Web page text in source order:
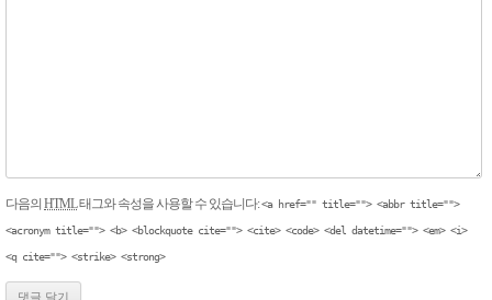
다음의 HTML태그와 속성을 사용할 수 있습니다:<a href="" title=""> <abbr title="">
<acronym title=""> <b> <blockquote cite=""> <cite> <code> <del datetime=""> <em> <i>
<q cite=""> <strike> <strong>